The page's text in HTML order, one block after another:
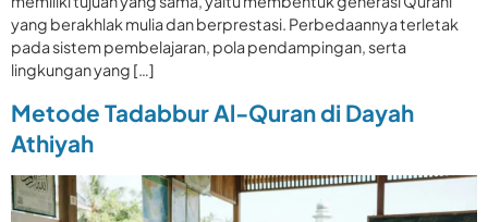
yang berakhlak mulia dan berprestasi. Perbedaannya terletak
pada sistem pembelajaran, pola pendampingan, serta
lingkungan yang […]
Metode Tadabbur Al-Quran di Dayah
Athiyah